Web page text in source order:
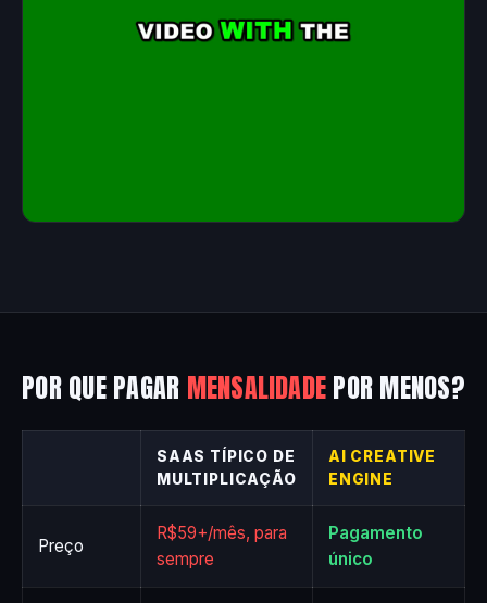
POR QUE PAGAR MENSALIDADEPOR MENOS?
SAAS TÍPICO DE
MULTIPLICAÇÃO
AI CREATIVE
ENGINE
Preço
R$59+/mês, para
sempre
Pagamento
único